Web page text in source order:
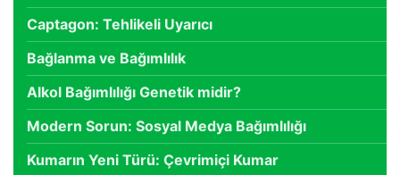
Captagon: Tehlikeli Uyarıcı
Bağlanma ve Bağımlılık
Alkol Bağımlılığı Genetik midir?
Modern Sorun: Sosyal Medya Bağımlılığı
Kumarın Yeni Türü: Çevrimiçi Kumar